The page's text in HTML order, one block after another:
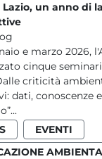
Lazio, un anno di
e marzo 2026,
cinque
criticità
dati, conoscenze
EVENTI